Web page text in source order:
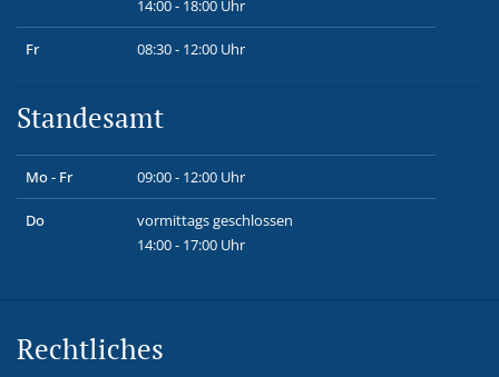
14:00 - 18:00 Uhr
Fr 08:30 - 12:00 Uhr
Standesamt
Mo - Fr 09:00 - 12:00 Uhr
Do
vormittags geschlossen
14:00 - 17:00 Uhr
Rechtliches